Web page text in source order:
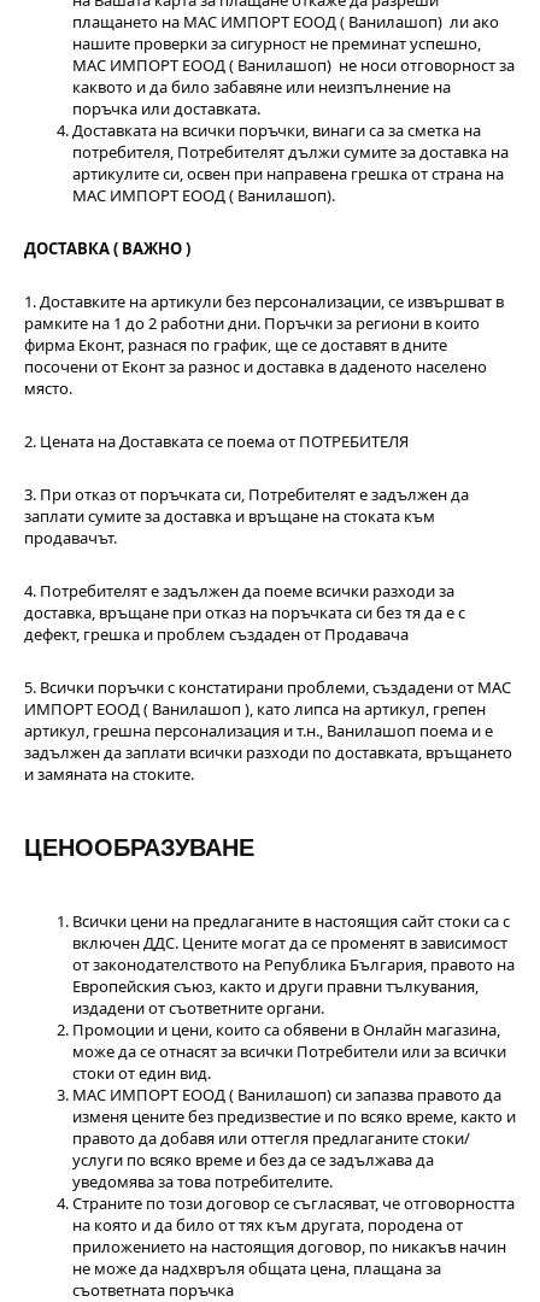
плащането на МАС ИМПОРТ ЕООД ( Ванилашоп) ли ако
нашите проверки за сигурност не преминат успешно,
МАС ИМПОРТ ЕООД ( Ванилашоп) не носи отговорност за
каквото и да било забавяне или неизпълнение на
поръчка или доставката.
Доставката на всички поръчки, винаги са за сметка на
потребителя, Потребителят дължи сумите за доставка на
артикулите си, освен при направена грешка от страна на
МАС ИМПОРТ ЕООД ( Ванилашоп).
ДОСТАВКА ( ВАЖНО )
1. Доставките на артикули без персонализации, се извършват в
рамките на 1 до 2 работни дни. Поръчки за региони в които
фирма Еконт, разнася по график, ще се доставят в дните
посочени от Еконт за разнос и доставка в даденото населено
място.
2. Цената на Доставката се поема от ПОТРЕБИТЕЛЯ
3. При отказ от поръчката си, Потребителят е задължен да
заплати сумите за доставка и връщане на стоката към
продавачът.
4. Потребителят е задължен да поеме всички разходи за
доставка, връщане при отказ на поръчката си без тя да е с
дефект, грешка и проблем създаден от Продавача
5. Всички поръчки с констатирани проблеми, създадени от МАС
ИМПОРТ ЕООД ( Ванилашоп ), като липса на артикул, грепен
артикул, грешна персонализация и т.н., Ванилашоп поема и е
задължен да заплати всички разходи по доставката, връщането
и замяната на стоките.
ЦЕНООБРАЗУВАНЕ
Всички цени на предлаганите в настоящия сайт стоки са с
включен ДДС. Цените могат да се променят в зависимост
от законодателството на Република България, правото на
Европейския съюз, както и други правни тълкувания,
издадени от съответните органи.
Промоции и цени, които са обявени в Онлайн магазина,
може да се отнасят за всички Потребители или за всички
стоки от един вид.
МАС ИМПОРТ ЕООД ( Ванилашоп) си запазва правото да
изменя цените без предизвестие и по всяко време, както и
правото да добавя или оттегля предлаганите стоки/
услуги по всяко време и без да се задължава да
уведомява за това потребителите.
Страните по този договор се съгласяват, че отговорността
на която и да било от тях към другата, породена от
приложението на настоящия договор, по никакъв начин
не може да надхвръля общата цена, плащана за
съответната поръчка